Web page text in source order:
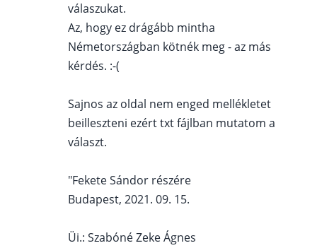
válaszukat.
Az, hogy ez drágább mintha
Németországban kötnék meg - az más
kérdés. :-(
Sajnos az oldal nem enged mellékletet
beilleszteni ezért txt fájlban mutatom a
választ.
"Fekete Sándor részére
Budapest, 2021. 09. 15.
Üi.: Szabóné Zeke Ágnes